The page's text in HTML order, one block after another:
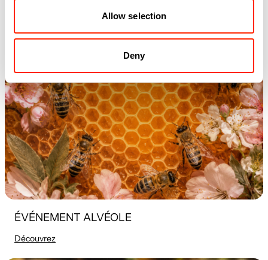
Allow selection
Deny
ÉVÉNEMENT ALVÉOLE
Découvrez